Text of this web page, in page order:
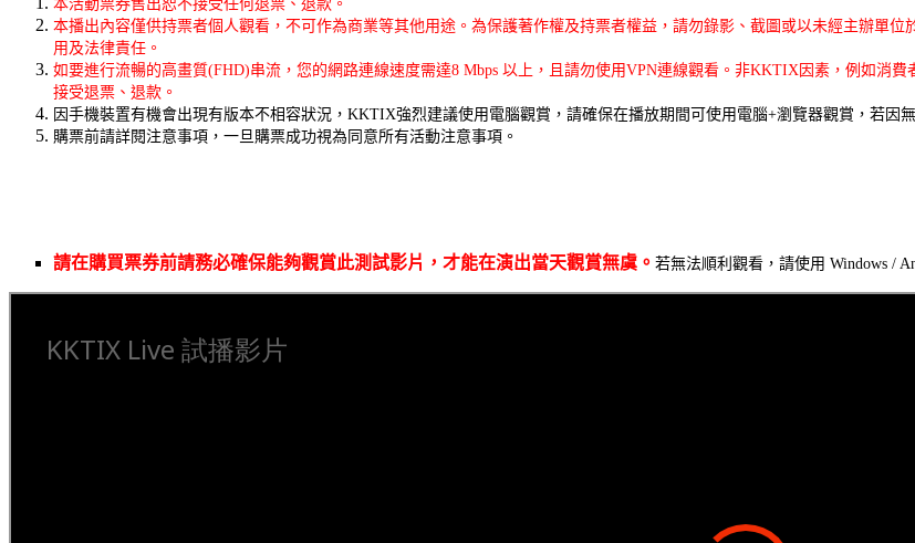
本活動票券售出恕不接受任何退票、退款。
本播出內容僅供持票者個人觀看，不可作為商業等其他用途。為保護著作權及持票者權益，請勿錄影、截圖或以未經主辦單
用及法律責任。
如要進行流暢的高畫質(FHD)串流，您的網路連線速度需達8 Mbps 以上，且請勿使用VPN連線觀看。非KKTIX因素，例如消
接受退票、退款。
因手機裝置有機會出現有版本不相容狀況，KKTIX強烈建議使用電腦觀賞，請確保在播放期間可使用電腦+瀏覽器觀賞，若因
購票前請詳閱注意事項，一旦購票成功視為同意所有活動注意事項。
請在購買票券前請務必確保能夠觀賞此測試影片，才能在演出當天觀賞無虞。 若無法順利觀看，請使用 Windows /